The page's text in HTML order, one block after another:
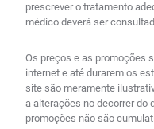
prescrever o tratamento
médico deverá ser
Os preços e as promoções
internet e até durarem os
site são meramente
a alterações no decorrer do
promoções não são